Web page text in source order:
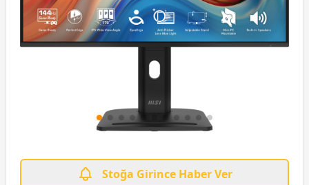
Stoğa Girince Haber Ver